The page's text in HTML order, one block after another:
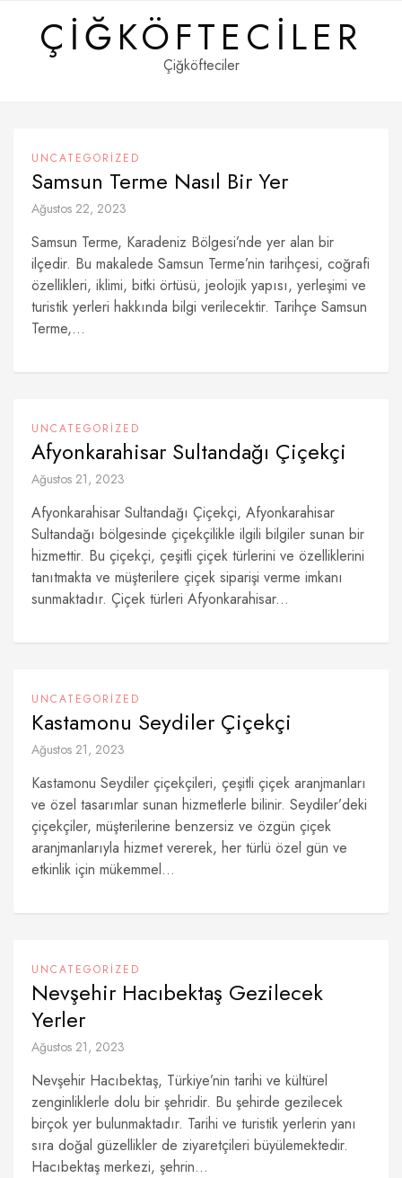
ÇIĞKÖFTECILER
Çiğköfteciler
UNCATEGORIZED
Samsun Terme Nasıl Bir Yer
Ağustos 22, 2023
Samsun Terme, Karadeniz Bölgesi’nde yer alan bir
ilçedir. Bu makalede Samsun Terme’nin tarihçesi, coğrafi
özellikleri, iklimi, bitki örtüsü, jeolojik yapısı, yerleşimi ve
turistik yerleri hakkında bilgi verilecektir. Tarihçe Samsun
Terme,...
UNCATEGORIZED
Afyonkarahisar Sultandağı Çiçekçi
Ağustos 21, 2023
Afyonkarahisar Sultandağı Çiçekçi, Afyonkarahisar
Sultandağı bölgesinde çiçekçilikle ilgili bilgiler sunan bir
hizmettir. Bu çiçekçi, çeşitli çiçek türlerini ve özelliklerini
tanıtmakta ve müşterilere çiçek siparişi verme imkanı
sunmaktadır. Çiçek türleri Afyonkarahisar...
UNCATEGORIZED
Kastamonu Seydiler Çiçekçi
Ağustos 21, 2023
Kastamonu Seydiler çiçekçileri, çeşitli çiçek aranjmanları
ve özel tasarımlar sunan hizmetlerle bilinir. Seydiler’deki
çiçekçiler, müşterilerine benzersiz ve özgün çiçek
aranjmanlarıyla hizmet vererek, her türlü özel gün ve
etkinlik için mükemmel...
UNCATEGORIZED
Nevşehir Hacıbektaş Gezilecek
Yerler
Ağustos 21, 2023
Nevşehir Hacıbektaş, Türkiye’nin tarihi ve kültürel
zenginliklerle dolu bir şehridir. Bu şehirde gezilecek
birçok yer bulunmaktadır. Tarihi ve turistik yerlerin yanı
sıra doğal güzellikler de ziyaretçileri büyülemektedir.
Hacıbektaş merkezi, şehrin...